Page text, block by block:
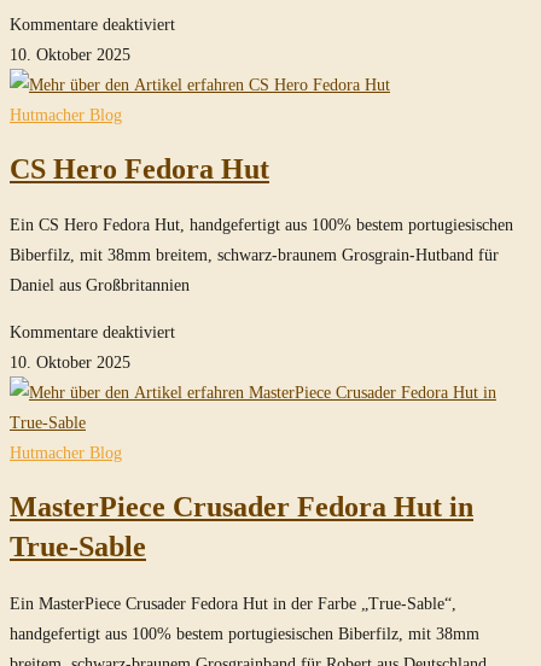
Kommentare deaktiviertfür
SoC
in
Sable
10. Oktober 2025
Hutmacher Blog
CS Hero Fedora Hut
Ein CS Hero Fedora Hut, handgefertigt aus 100% bestem portugiesischen
Biberfilz, mit 38mm breitem, schwarz-braunem Grosgrain-Hutband für
Daniel aus Großbritannien
Kommentare deaktiviertfür
Hero
10. Oktober 2025
Hutmacher Blog
MasterPiece Crusader Fedora Hut in
True-Sable
Ein MasterPiece Crusader Fedora Hut in der Farbe „True-Sable“,
handgefertigt aus 100% bestem portugiesischen Biberfilz, mit 38mm